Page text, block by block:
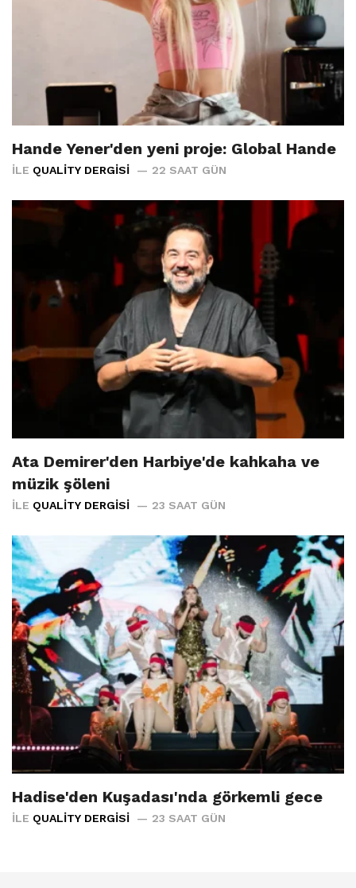
Hande Yener'den yeni proje: Global Hande
İLE QUALITY DERGISI 22 SAAT GÜN
Ata Demirer'den Harbiye'de kahkaha ve
müzik şöleni
İLE QUALITY DERGISI 23 SAAT GÜN
Hadise'den Kuşadası'nda görkemli gece
İLE QUALITY DERGISI 23 SAAT GÜN